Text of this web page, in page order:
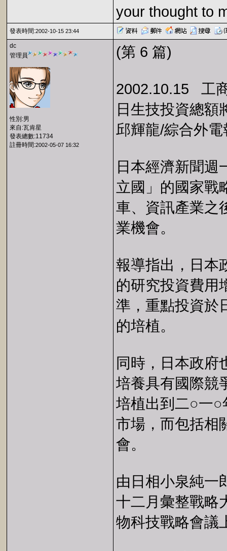
your thought to
發表時間:2002-10-15 23:44
dc
管理員
性別:男
來自:瓦肯星
發表總數:11734
註冊時間:2002-05-07 16:32
(第 6 篇)
2002.10.15 工
日生技投資總額
邱輝龍/綜合外電
日本經濟新聞週
立國」的國家戰
車、資訊產業之
業機會。
報導指出，日本
的研究投資費用
準，重點投資於
的培植。
同時，日本政府
培養具有國際競
培植出到二○一○
市場，而包括相
會。
由日相小泉純一
十二月彙整戰略
物科技戰略會議